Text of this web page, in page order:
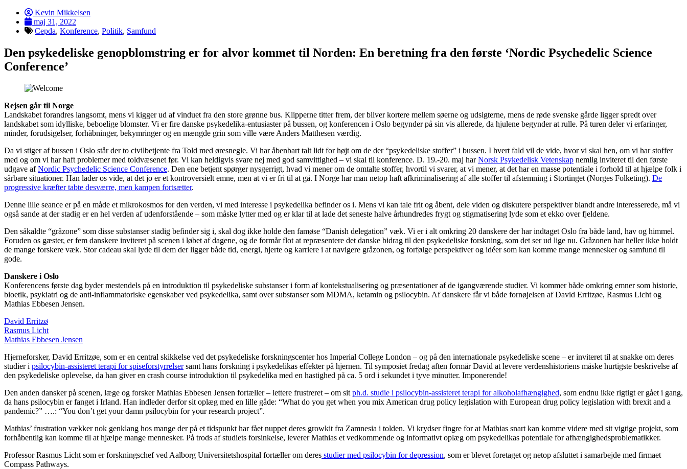
Kevin Mikkelsen
maj 31, 2022
Cepda, Konference, Politik, Samfund
Den psykedeliske genopblomstring er for alvor kommet til Norden: En beretning fra den første ‘Nordic Psychedelic Science
Conference’
Rejsen går til Norge
Landskabet forandres langsomt, mens vi kigger ud af vinduet fra den store grønne bus. Klipperne titter frem, der bliver kortere mellem søerne og udsigterne, mens de røde svenske gårde ligger spredt over
landskabet som idylliske, beboelige blomster. Vi er fire danske psykedelika-entusiaster på bussen, og konferencen i Oslo begynder på sin vis allerede, da hjulene begynder at rulle. På turen deler vi erfaringer,
minder, forudsigelser, forhåbninger, bekymringer og en mængde grin som ville være Anders Matthesen værdig.
Da vi stiger af bussen i Oslo står der to civilbetjente fra Told med øresnegle. Vi har åbenbart talt lidt for højt om de der “psykedeliske stoffer” i bussen. I hvert fald vil de vide, hvor vi skal hen, om vi har stoffer
med og om vi har haft problemer med toldvæsenet før. Vi kan heldigvis svare nej med god samvittighed – vi skal til konference. D. 19.-20. maj harNorsk Psykedelisk Vetenskap nemlig inviteret til den første
udgave afNordic Psychedelic Science Conference. Den ene betjent spørger nysgerrigt, hvad vi mener om de omtalte stoffer, hvortil vi svarer, at vi mener, at det har en masse potentiale i forhold til at hjælpe folk i
sårbare situationer. Han lader os vide, at det jo er et kontroversielt emne, men at vi er fri til at gå. I Norge har man netop haft afkriminalisering af alle stoffer til afstemning i Stortinget (Norges Folketing). De
progressive kræfter tabte desværre, men kampen fortsætter.
Denne lille seance er på en måde et mikrokosmos for den verden, vi med interesse i psykedelika befinder os i. Mens vi kan tale frit og åbent, dele viden og diskutere perspektiver blandt andre interesserede, må vi
også sande at der stadig er en hel verden af udenforstående – som måske lytter med og er klar til at lade det seneste halve århundredes frygt og stigmatisering lyde som et ekko over fjeldene.
Den såkaldte “gråzone” som disse substanser stadig befinder sig i, skal dog ikke holde den famøse “Danish delegation” væk. Vi er i alt omkring 20 danskere der har indtaget Oslo fra både land, hav og himmel.
Foruden os gæster, er fem danskere inviteret på scenen i løbet af dagene, og de formår flot at repræsentere det danske bidrag til den psykedeliske forskning, som det ser ud lige nu. Gråzonen har heller ikke holdt
de mange forskere væk. Stor cadeau skal lyde til dem der ligger både tid, energi, hjerte og karriere i at navigere gråzonen, og forfølge perspektiver og idéer som kan komme mange mennesker og samfund til
gode.
Danskere i Oslo
Konferencens første dag byder mestendels på en introduktion til psykedeliske substanser i form af kontekstualisering og præsentationer af de igangværende studier. Vi kommer både omkring emner som historie,
bioetik, psykiatri og de anti-inflammatoriske egenskaber ved psykedelika, samt over substanser som MDMA, ketamin og psilocybin. Af danskere får vi både fornøjelsen af David Erritzøe, Rasmus Licht og
Mathias Ebbesen Jensen.
David Erritzø
Rasmus Licht
Mathias Ebbesen Jensen
Hjerneforsker, David Erritzøe, som er en central skikkelse ved det psykedeliske forskningscenter hos Imperial College London – og på den internationale psykedeliske scene – er inviteret til at snakke om deres
studier i psilocybin-assisteret terapi for spiseforstyrrelsersamt hans forskning i psykedelikas effekter på hjernen. Til symposiet fredag aften formår David at levere verdenshistoriens måske hurtigste beskrivelse af
den psykedeliske oplevelse, da han giver en crash course introduktion til psykedelika med en hastighed på ca. 5 ord i sekundet i tyve minutter. Imponerende!
Den anden dansker på scenen, læge og forsker Mathias Ebbesen Jensen fortæller – lettere frustreret – om sit ph.d. studie i psilocybin-assisteret terapi for alkoholafhængighed, som endnu ikke rigtigt er gået i gang,
da hans psilocybin er fanget i Irland. Han indleder derfor sit oplæg med en lille gåde: “What do you get when you mix American drug policy legislation with European drug policy legislation with brexit and a
pandemic?” ….: “You don’t get your damn psilocybin for your research project”.
Mathias’ frustration vækker nok genklang hos mange der på et tidspunkt har fået nuppet deres growkit fra Zamnesia i tolden. Vi krydser fingre for at Mathias snart kan komme videre med sit vigtige projekt, som
forhåbentlig kan komme til at hjælpe mange mennesker. På trods af studiets forsinkelse, leverer Mathias et vedkommende og informativt oplæg om psykedelikas potentiale for afhængighedsproblematikker.
Professor Rasmus Licht som er forskningschef ved Aalborg Universitetshospital fortæller om deres studier med psilocybin for depression, som er blevet foretaget og netop afsluttet i samarbejde med firmaet
Compass Pathways.